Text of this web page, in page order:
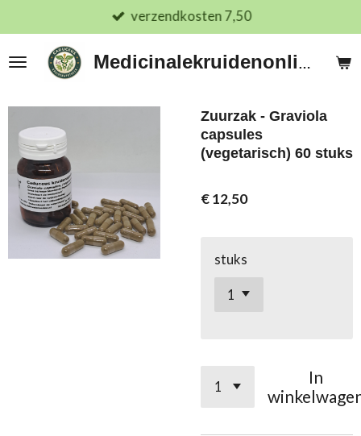
direct
naar
Medicinalekruidenonline.nl
verzendkosten 7,50
Zuurzak - Graviola
capsules
(vegetarisch) 60 stuks
€ 12,50
stuks
In